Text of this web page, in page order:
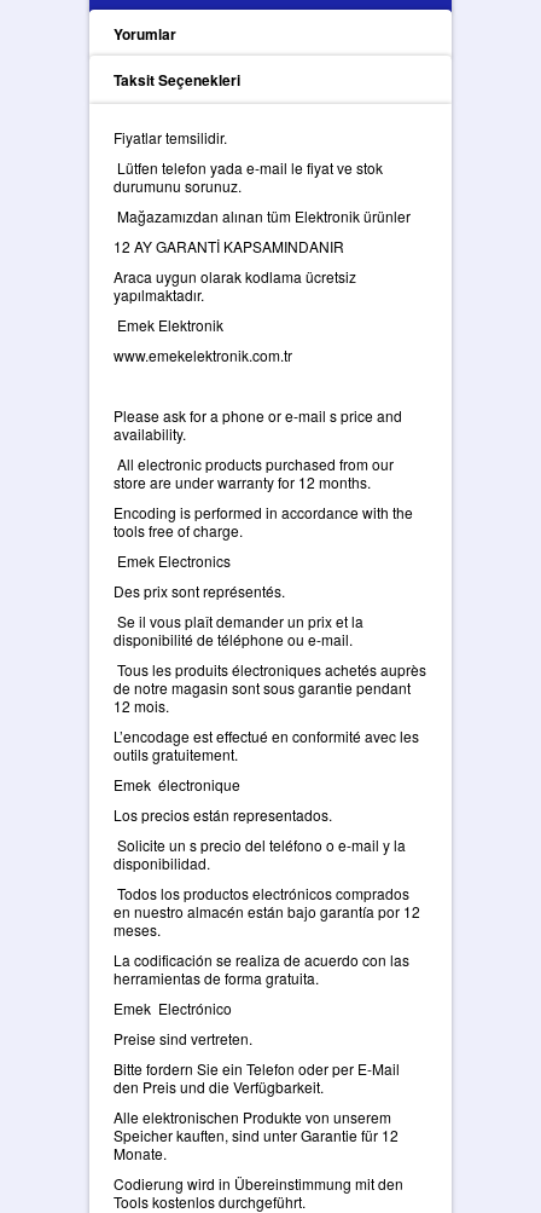
Yorumlar
Taksit Seçenekleri
Fiyatlar temsilidir.
Lütfen telefon yada e-mail le fiyat ve stok
durumunu sorunuz.
Mağazamızdan alınan tüm Elektronik ürünler
12 AY GARANTİ KAPSAMINDANIR
Araca uygun olarak kodlama ücretsiz
yapılmaktadır.
Emek Elektronik
www.emekelektronik.com.tr
Please ask for a phone or e-mail s price and
availability.
All electronic products purchased from our
store are under warranty for 12 months.
Encoding is performed in accordance with the
tools free of charge.
Emek Electronics
Des prix sont représentés.
Se il vous plaît demander un prix et la
disponibilité de téléphone ou e-mail.
Tous les produits électroniques achetés auprès
de notre magasin sont sous garantie pendant
12 mois.
L’encodage est effectué en conformité avec les
outils gratuitement.
Emek électronique
Los precios están representados.
Solicite un s precio del teléfono o e-mail y la
disponibilidad.
Todos los productos electrónicos comprados
en nuestro almacén están bajo garantía por 12
meses.
La codificación se realiza de acuerdo con las
herramientas de forma gratuita.
Emek Electrónico
Preise sind vertreten.
Bitte fordern Sie ein Telefon oder per E-Mail
den Preis und die Verfügbarkeit.
Alle elektronischen Produkte von unserem
Speicher kauften, sind unter Garantie für 12
Monate.
Codierung wird in Übereinstimmung mit den
Tools kostenlos durchgeführt.